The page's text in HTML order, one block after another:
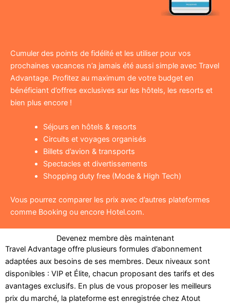
Cumuler des points de fidélité et les utiliser pour vos
prochaines vacances n’a jamais été aussi simple avec Travel
Advantage. Profitez au maximum de votre budget en
bénéficiant d’offres exclusives sur les hôtels, les resorts et
bien plus encore !
Séjours en hôtels & resorts
Circuits et voyages organisés
Billets d’avion & transports
Spectacles et divertissements
Shopping duty free (Mode & High Tech)
Vous pourrez comparer les prix avec d’autres plateformes
comme Booking ou encore Hotel.com.
Devenez membre dès maintenant
Travel Advantage offre plusieurs formules d’abonnement
adaptées aux besoins de ses membres. Deux niveaux sont
disponibles : VIP et Élite, chacun proposant des tarifs et des
avantages exclusifs. En plus de vous proposer les meilleurs
prix du marché, la plateforme est enregistrée chez Atout